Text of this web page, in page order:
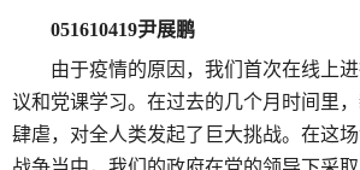
051610419尹展鹏
由于疫情的原因，我们首次在线上
议和党课学习。在过去的几个月时间里
肆虐，对全人类发起了巨大挑战。在这